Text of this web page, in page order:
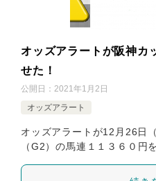
オッズアラートが阪神カ
せた！
公開日： 2021年1月2日
オッズアラート
オッズアラートが12月26日
（G2）の馬連１１３６０円